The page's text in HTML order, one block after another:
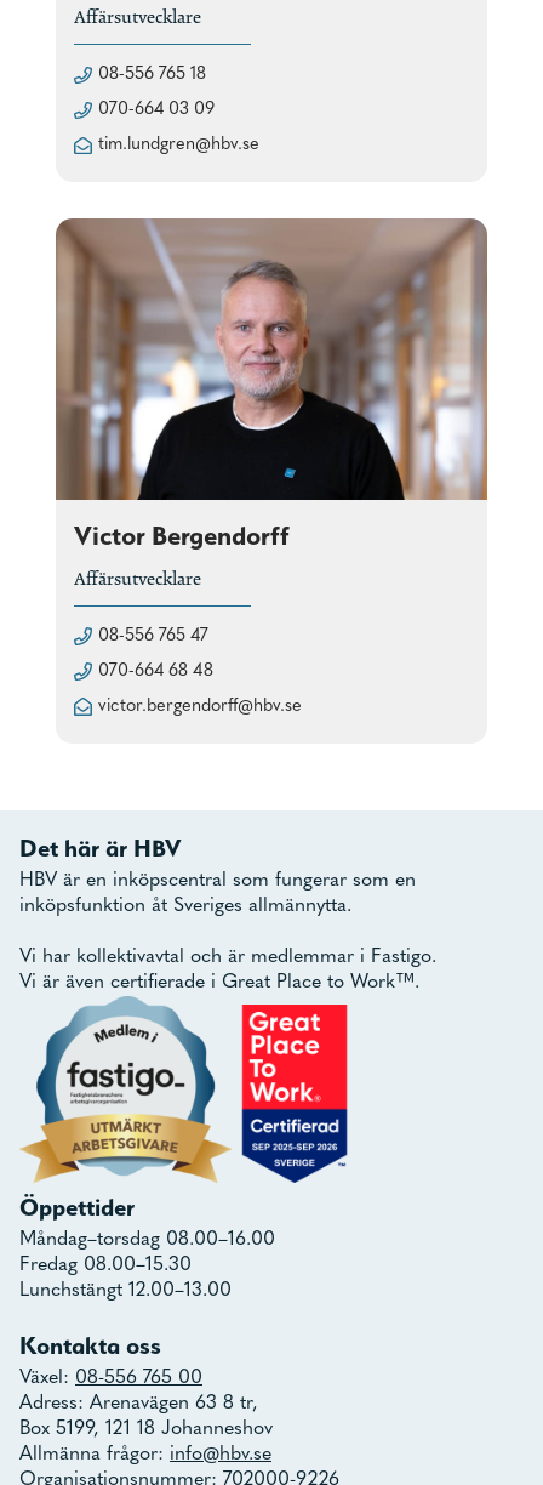
Affärsutvecklare
08-556 765 18
070-664 03 09
tim.lundgren@hbv.se
Victor Bergendorff
Affärsutvecklare
08-556 765 47
070-664 68 48
victor.bergendorff@hbv.se
Det här är HBV
HBV är en inköpscentral som fungerar som en
inköpsfunktion åt Sveriges allmännytta.
Vi har kollektivavtal och är medlemmar i Fastigo.
Vi är även certifierade i Great Place to Work™.
Öppettider
Måndag–torsdag 08.00–16.00
Fredag 08.00–15.30
Lunchstängt 12.00–13.00
Kontakta oss
Växel: 08-556 765 00
Adress: Arenavägen 63 8 tr,
Box 5199, 121 18 Johanneshov
Allmänna frågor: info@hbv.se
Organisationsnummer: 702000-9226